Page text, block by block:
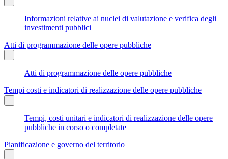
Informazioni relative ai nuclei di valutazione e verifica degli
investimenti pubblici
Atti di programmazione delle opere pubbliche
Atti di programmazione delle opere pubbliche
Tempi costi e indicatori di realizzazione delle opere pubbliche
Tempi, costi unitari e indicatori di realizzazione delle opere
pubbliche in corso o completate
Pianificazione e governo del territorio